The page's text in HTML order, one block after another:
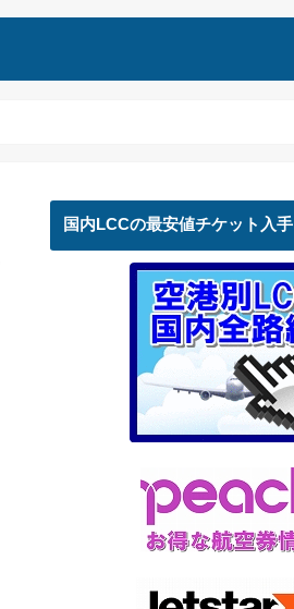
国内LCCの最安値チケット入手